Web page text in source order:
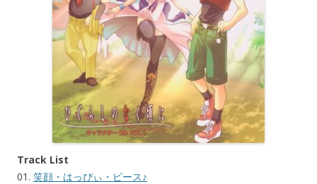
Track List
01. 笑顔・はっぴぃ・ピース♪